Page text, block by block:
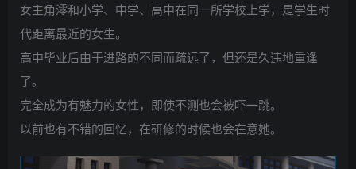
女主角澪和小学、中学、高中在同一所学校上学，是学生时
代距离最近的女生。
高中毕业后由于进路的不同而疏远了，但还是久违地重逢
了。
完全成为有魅力的女性，即使不测也会被吓一跳。
以前也有不错的回忆，在研修的时候也会在意她。